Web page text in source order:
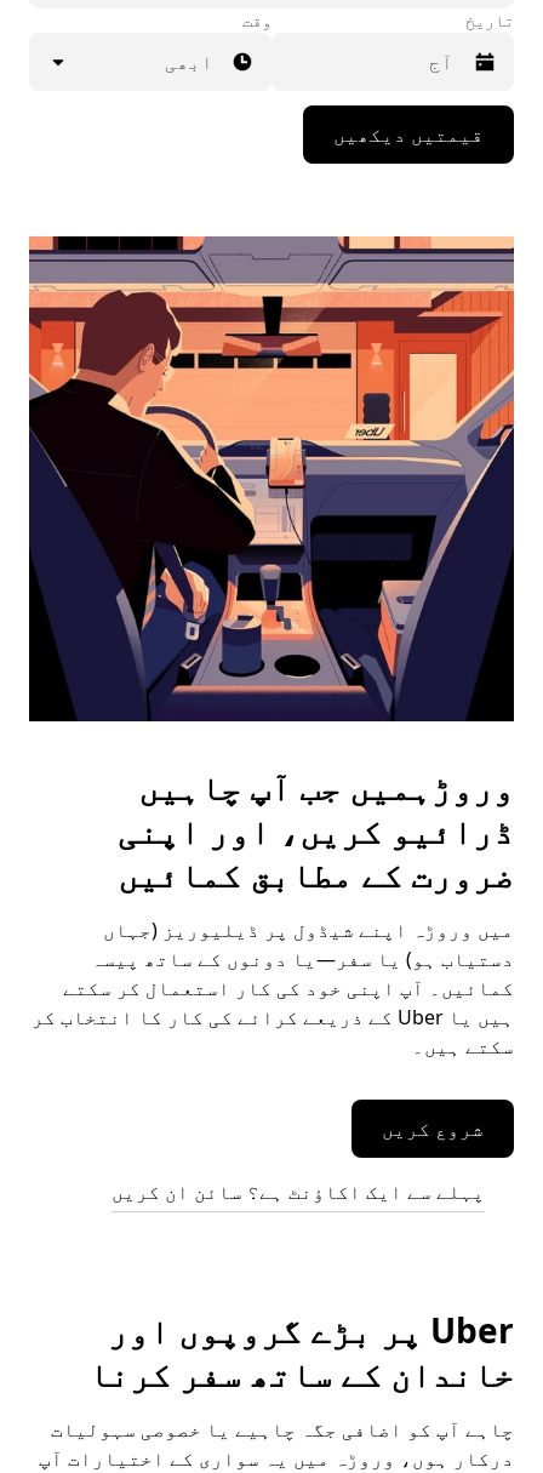
تاریخ
Press
down
interact
the
calendar
and
select
a
date.
Press
the
escape
button
the
calendar.
وقت
ابھی
قیمتیں دیکھیں
وروڑہمیں جب آپ چاہیں
ڈرائیو کریں، اور اپنی
ضرورت کے مطابق کمائیں
میں وروڑہ اپنے شیڈول پر ڈیلیوریز (جہاں
دستیاب ہو) یا سفر—یا دونوں کے ساتھ پیسہ
کمائیں۔ آپ اپنی خود کی کار استعمال کر سکتے
ہیں یا Uber کے ذریعے کرائے کی کار کا انتخاب کر
سکتے ہیں۔
شروع کریں
پہلے سے ایک اکاؤنٹ ہے؟ سائن ان کریں
Uber پر بڑے گروپوں اور
خاندان کے ساتھ سفر کرنا
چاہے آپ کو اضافی جگہ چاہیے یا خصوصی سہولیات
درکار ہوں، وروڑہ میں یہ سواری کے اختیارات آپ